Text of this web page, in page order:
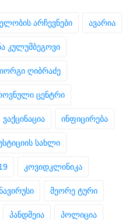
არჩევნები ავარია
კულუმბეგოვი
ღიბრაძე
ცენტრი
ვაქცინაცია ინფიცირება
სახლი
კოვიდკლინიკა
მეორე ტური
პანდმეია პოლიცია